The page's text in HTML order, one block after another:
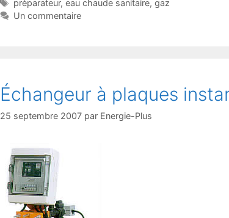
Étiquettes
préparateur, eau chaude sanitaire, gaz
Un commentaire
Échangeur à plaques
25 septembre 2007 par Energie-Plus